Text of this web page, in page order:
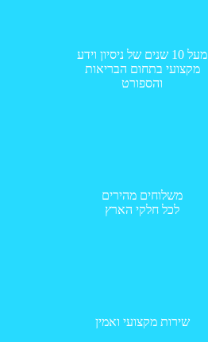
מעל 10 שנים של ניסיון וידע
מקצועי בתחום הבריאות
והספורט
משלוחים מהירים
לכל חלקי הארץ
שירות מקצועי ואמין